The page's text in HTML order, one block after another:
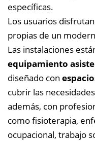
específicas.
Los usuarios
propias de un
Las instalaciones
equipamiento
diseñado con
cubrir las
además, con
como fisioterapia,
ocupacional, trabajo